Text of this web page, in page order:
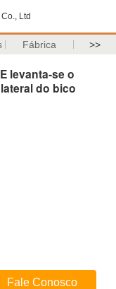
Ltd
Fábrica >>
levanta-se o
do bico
Fale Conosco